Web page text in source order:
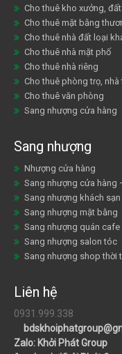
Cho thuê kho xưởng,
Cho thuê mặt bằng
Cho thuê nhà đất loại
Cho thuê nhà mặt phố
Cho thuê nhà riêng
Cho thuê phòng trọ, nhà
Cho thuê văn phòng
Sang nhượng cửa hàng
Sang nhượng
Nhượng cửa hàng
Sang nhượng cửa hàng
Sang nhượng khách sạn
Sang nhượng mặt bằng
Sang nhượng quán cafe
Sang nhượng salon tóc
Sang nhượng shop thời
Liên hệ
0931.999.338
Zalo: Khởi Phát Group